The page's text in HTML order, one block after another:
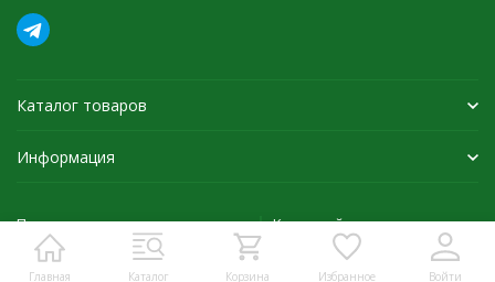
Главная Каталог Корзина Избранное Войти
Каталог товаров
Информация
Политика персональных данных Карта сайта